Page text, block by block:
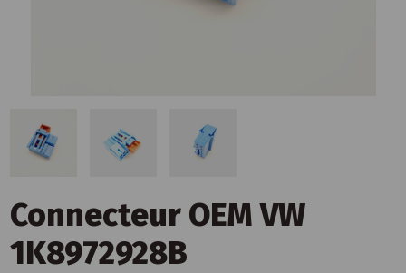
Connecteur OEM VW
1K8972928B